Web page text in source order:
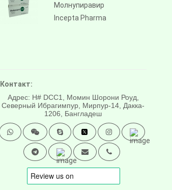
Молнупиравир
Incepta Pharma
Контакт:
Адрес: H# DCC1, Момин Шорони Роуд,
Северный Ибрагимпур, Мирпур-14, Дакка-
1206, Бангладеш